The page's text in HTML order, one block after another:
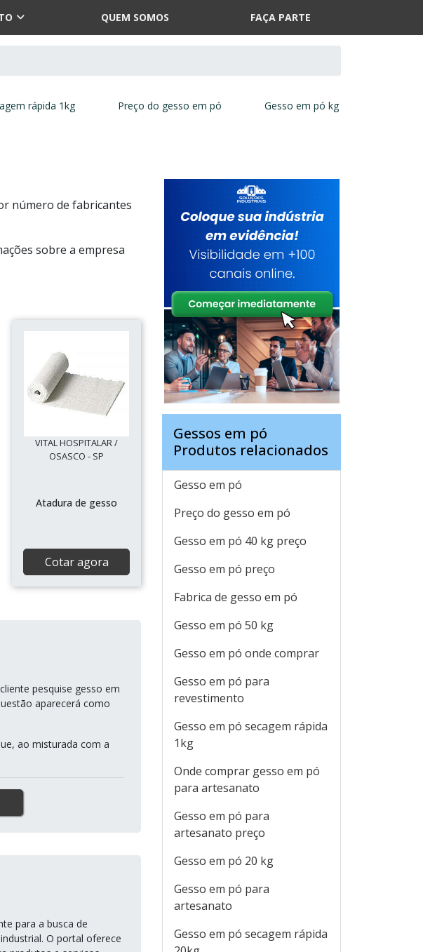
QUEM SOMOS FAÇA PARTE
rápida 1kg Preço do gesso em pó Gesso em pó kg
número de fabricantes
sobre a empresa
VITAL HOSPITALAR /
OSASCO - SP
Atadura de gesso
Cotar agora
pesquise gesso em
aparecerá como
ao misturada com a
para a busca de
O portal oferece
Gessos em pó
Produtos relacionados
Gesso em pó
Preço do gesso em pó
Gesso em pó 40 kg preço
Gesso em pó preço
Fabrica de gesso em pó
Gesso em pó 50 kg
Gesso em pó onde comprar
Gesso em pó para
revestimento
Gesso em pó secagem rápida
1kg
Onde comprar gesso em pó
para artesanato
Gesso em pó para
artesanato preço
Gesso em pó 20 kg
Gesso em pó para
artesanato
Gesso em pó secagem rápida